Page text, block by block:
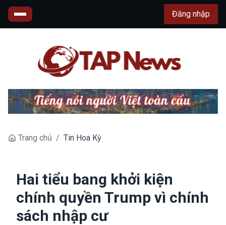
Đăng nhập
Trang chủ / Tin Hoa Kỳ
Hai tiểu bang khởi kiện
chính quyền Trump vì chính
sách nhập cư